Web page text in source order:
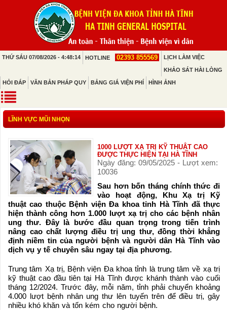
THỨ SÁU 07/08/2026 - 4:48:14 HOTLINE 02393 855569 LỊCH LÀM VIỆC
KHẢO SÁT HÀI LÒNG
HỎI ĐÁP VĂN BẢN PHÁP QUY BẢNG GIÁ VIỆN PHÍ HÌNH ẢNH
LĨNH VỰC MŨI NHỌN
1000 LƯỢT XẠ TRỊ KỸ THUẬT CAO
ĐƯỢC THỰC HIỆN TẠI HÀ TĨNH
Ngày đăng: 09/05/2025 - Lượt xem:
10036
Sau hơn bốn tháng chính thức đi
vào hoạt động, Khu Xạ trị Kỹ
thuật cao thuộc Bệnh viện Đa khoa tỉnh Hà Tĩnh đã thực
hiện thành công hơn 1.000 lượt xạ trị cho các bệnh nhân
ung thư. Đây là bước đầu quan trọng trong tiến trình
nâng cao chất lượng điều trị ung thư, đồng thời khẳng
định niềm tin của người bệnh và người dân Hà Tĩnh vào
dịch vụ y tế chuyên sâu ngay tại địa phương.
Trung tâm Xạ trị, Bệnh viện Đa khoa tỉnh là trung tâm về xạ trị
kỹ thuật cao đầu tiên tại Hà Tĩnh được khánh thành vào cuối
tháng 12/2024. Trước đây, mỗi năm, tỉnh phải chuyển khoảng
4.000 lượt bệnh nhân ung thư lên tuyến trên để điều trị, gây
nhiều khó khăn và tốn kém cho người bệnh.